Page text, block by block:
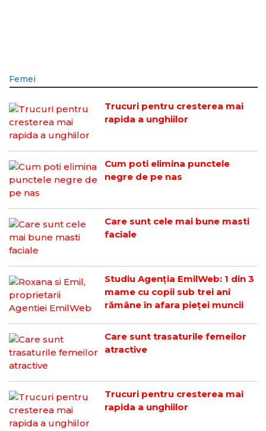
Femei
Trucuri pentru cresterea mai
rapida a unghiilor
Cum poti elimina punctele
negre de pe nas
Care sunt cele mai bune masti
faciale
Studiu Agenția EmilWeb: 1 din 3
mame cu copii sub trei ani
rămâne în afara pieței muncii
Care sunt trasaturile femeilor
atractive
Trucuri pentru cresterea mai
rapida a unghiilor